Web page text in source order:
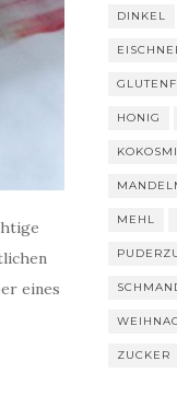
eines
DINKEL
HONIG
MEHL
ZUCKER